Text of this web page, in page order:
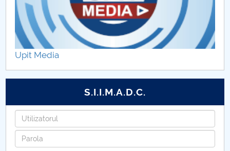
Upit Media
S.I.I.M.A.D.C.
Username
Password